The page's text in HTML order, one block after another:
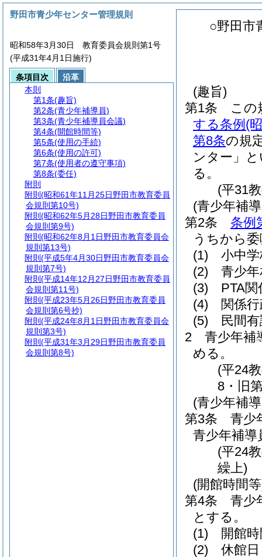
○野田市
(趣旨)
第1条
この
する条例 (
第8条の規
ンター」
る。
(平31
(青少年補
第2条
条例
うちから
(1)
小中
(2)
青少
(3)
PTA関
(4)
関係
(5)
民間
2
青少年補
める。
(平24
8・旧
(青少年補
第3条
青少
青少年補
(平24
繰上)
(開館時間
第4条
青少
とする。
(1)
開館
(2)
休館日
野田市青少年センター管理規則
昭和58年3月30日 教育委員会規則第1号
(平成31年4月1日施行)
条項目次
沿革
本則
第1条(趣旨)
第2条(青少年補導員)
第3条(青少年補導員会議)
第4条(開館時間等)
第5条(使用の手続)
第6条(使用の許可)
第7条(使用者の遵守事項)
第8条(委任)
附則
附則 (昭和61年11月25日野田市教育委員
会規則第10号)
附則 (昭和62年5月28日野田市教育委員
会規則第9号)
附則 (昭和62年8月1日野田市教育委員会
規則第13号)
附則 (平成5年4月30日野田市教育委員会
規則第7号)
附則 (平成14年12月27日野田市教育委員
会規則第11号)
附則 (平成23年5月26日野田市教育委員
会規則第6号抄)
附則 (平成24年8月1日野田市教育委員会
規則第3号)
附則 (平成31年3月29日野田市教育委員
会規則第8号)